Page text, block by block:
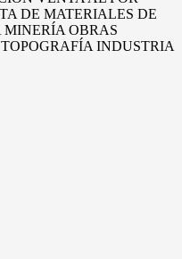
DE MATERIALES DE
MINERÍA OBRAS
TOPOGRAFÍA INDUSTRIA